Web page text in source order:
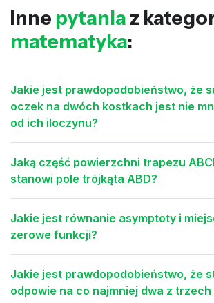
Inne pytania z
matematyka:
Jakie jest prawdopodobieństwo, że
oczek na dwóch kostkach jest nie
od ich iloczynu?
Jaką część powierzchni trapezu
stanowi pole trójkąta ABD?
Jakie jest równanie asymptoty i
zerowe funkcji?
Jakie jest prawdopodobieństwo, że
odpowie na co najmniej dwa z trzech